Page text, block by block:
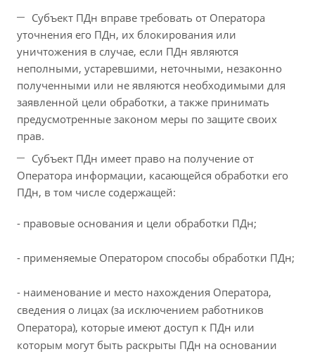
Субъект ПДн вправе требовать от Оператора
уточнения его ПДн, их блокирования или
уничтожения в случае, если ПДн являются
неполными, устаревшими, неточными, незаконно
полученными или не являются необходимыми для
заявленной цели обработки, а также принимать
предусмотренные законом меры по защите своих
прав.
Субъект ПДн имеет право на получение от
Оператора информации, касающейся обработки его
ПДн, в том числе содержащей:
- правовые основания и цели обработки ПДн;
- применяемые Оператором способы обработки ПДн;
- наименование и место нахождения Оператора,
сведения о лицах (за исключением работников
Оператора), которые имеют доступ к ПДн или
которым могут быть раскрыты ПДн на основании